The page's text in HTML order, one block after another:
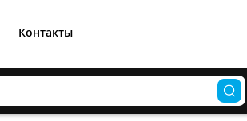
Контакты